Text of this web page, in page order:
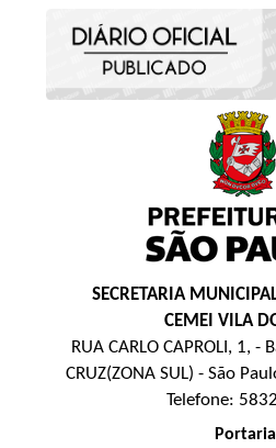
SECRETARIA
CEMEI VILA
RUA CARLO CAPROLI, 1, -
CRUZ(ZONA SUL) - São
Telefone:
Portaria